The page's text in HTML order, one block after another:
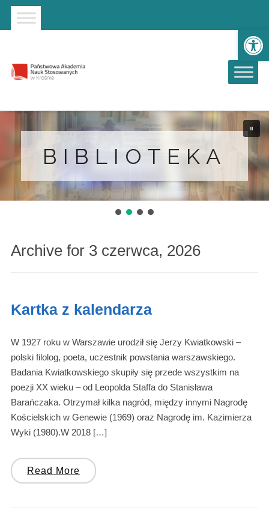
Strona główna
Przejdź do wyszukiwarki
Przejdź do menu głównego
BIBLIOTEKA
BIBLIOTEKA
Archive for 3 czerwca, 2026
Kartka z kalendarza
W 1927 roku w Warszawie urodził się Jerzy Kwiatkowski –
polski filolog, poeta, uczestnik powstania warszawskiego.
Badania Kwiatkowskiego skupiły się przede wszystkim na
poezji XX wieku – od Leopolda Staffa do Stanisława
Barańczaka. Otrzymał kilka nagród, między innymi Nagrodę
Kościelskich w Genewie (1969) oraz Nagrodę im. Kazimierza
Wyki (1980).W 2018 […]
Read More